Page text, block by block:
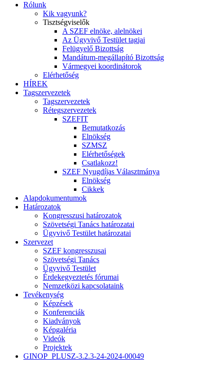
Rólunk
Kik vagyunk?
Tisztségviselők
A SZEF elnöke, alelnökei
Az Ügyvivő Testület tagjai
Felügyelő Bizottság
Mandátum-megállapító Bizottság
Vármegyei koordinátorok
Elérhetőség
HÍREK
Tagszervezetek
Tagszervezetek
Rétegszervezetek
SZEFIT
Bemutatkozás
Elnökség
SZMSZ
Elérhetőségek
Csatlakozz!
SZEF Nyugdíjas Választmánya
Elnökség
Cikkek
Alapdokumentumok
Határozatok
Kongresszusi határozatok
Szövetségi Tanács határozatai
Ügyvivő Testület határozatai
Szervezet
SZEF kongresszusai
Szövetségi Tanács
Ügyvivő Testület
Érdekegyeztetés fórumai
Nemzetközi kapcsolataink
Tevékenység
Képzések
Konferenciák
Kiadványok
Képgaléria
Videók
Projektek
GINOP_PLUSZ-3.2.3-24-2024-00049